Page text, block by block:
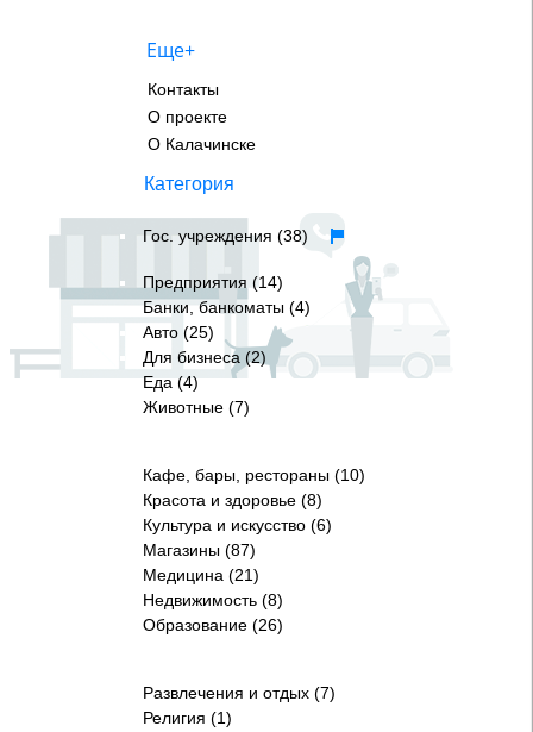
Еще+
Контакты
О проекте
О Калачинске
Категория
Гос. учреждения (38)
Предприятия (14)
Банки, банкоматы (4)
Авто (25)
Для бизнеса (2)
Еда (4)
Животные (7)
Кафе, бары, рестораны (10)
Красота и здоровье (8)
Культура и искусство (6)
Магазины (87)
Медицина (21)
Недвижимость (8)
Образование (26)
Развлечения и отдых (7)
Религия (1)